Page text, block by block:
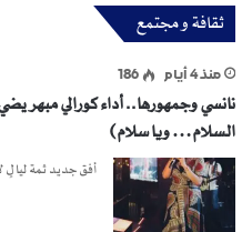
ثقافة و مجتمع
منذ 4 أيام 186
نانسي وجمهورها.. أداء كورالي مبهر
السلام… ويا سلام)
أفق جديد ثمة ليالٍ